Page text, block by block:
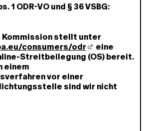
1 ODR-VO und § 36 VSBG:
Kommission stellt unter
consumers/odr
eine
Streitbeilegung (OS) bereit.
einem
vor einer
sind wir nicht